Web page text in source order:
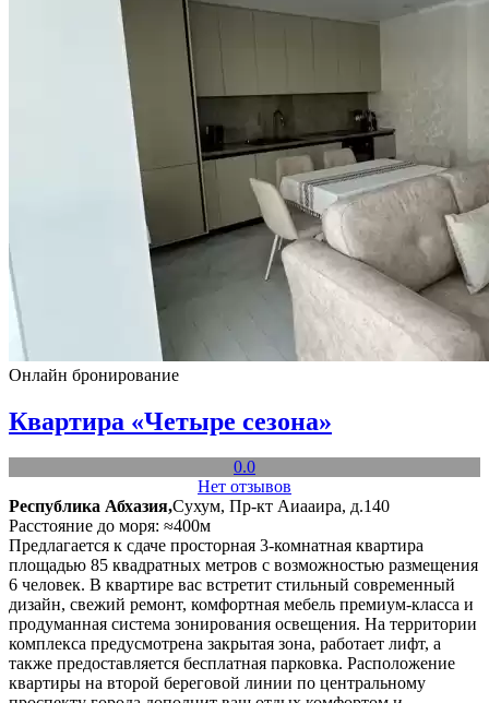
Онлайн бронирование
Квартира «Четыре сезона»
0.0
Нет отзывов
Республика Абхазия,Сухум, Пр-кт Аиааира, д.140
Расстояние до моря: ≈400м
Предлагается к сдаче просторная 3-комнатная квартира
площадью 85 квадратных метров с возможностью размещения
6 человек. В квартире вас встретит стильный современный
дизайн, свежий ремонт, комфортная мебель премиум-класса и
продуманная система зонирования освещения. На территории
комплекса предусмотрена закрытая зона, работает лифт, а
также предоставляется бесплатная парковка. Расположение
квартиры на второй береговой линии по центральному